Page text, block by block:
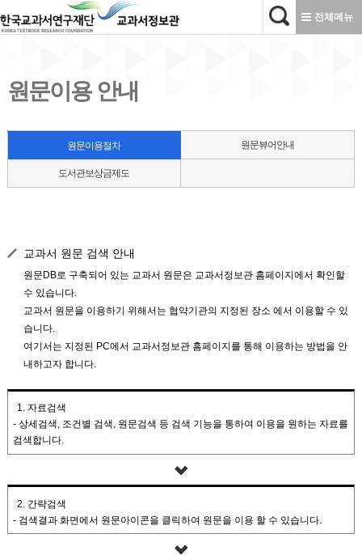
본문으로 바로가기
전체메뉴
원문이용 안내
원문이용절차 원문뷰어안내
도서관보상금제도
교과서 원문 검색 안내
원문DB로 구축되어 있는 교과서 원문은 교과서정보관 홈페이지에서 확인할
수 있습니다.
교과서 원문을 이용하기 위해서는 협약기관의 지정된 장소 에서 이용할 수 있
습니다.
여기서는 지정된 PC에서 교과서정보관 홈페이지를 통해 이용하는 방법을 안
내하고자 합니다.
1. 자료검색
- 상세검색, 조건별 검색, 원문검색 등 검색 기능을 통하여 이용을 원하는 자료를
검색합니다.
2. 간략검색
- 검색결과 화면에서 원문아이콘을 클릭하여 원문을 이용 할 수 있습니다.